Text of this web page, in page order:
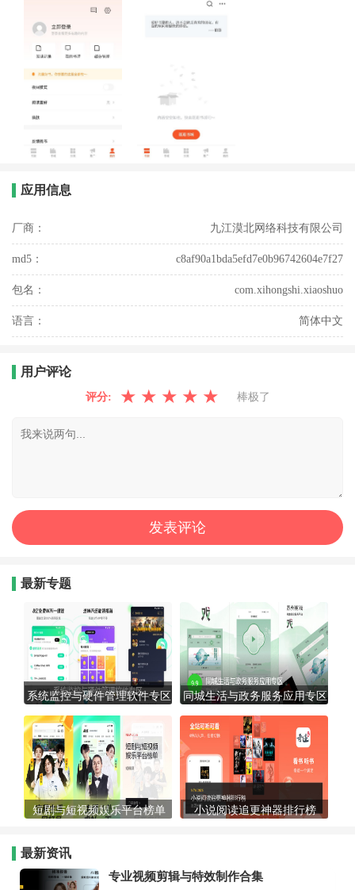
应用信息
厂商： 九江漠北网络科技有限公司
md5： c8af90a1bda5efd7e0b96742604e7f27
包名： com.xihongshi.xiaoshuo
语言： 简体中文
用户评论
评分: ★ ★ ★ ★ ★ 棒极了
最新专题
系统监控与硬件管理软件专区 同城生活与政务服务应用专区
短剧与短视频娱乐平台榜单 小说阅读追更神器排行榜
最新资讯
专业视频剪辑与特效制作合集